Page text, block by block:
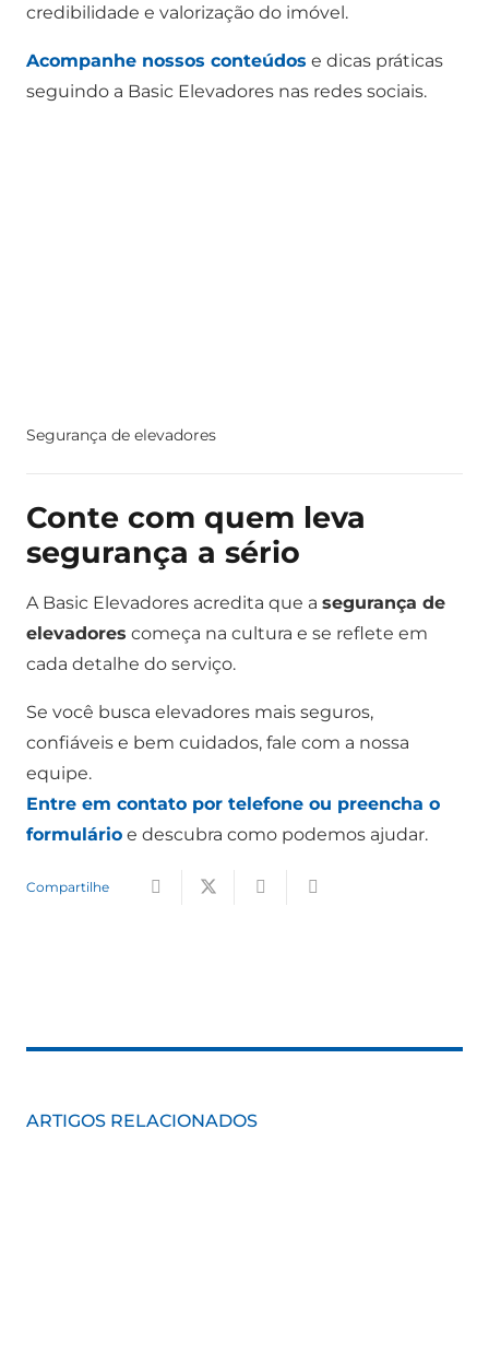
credibilidade e valorização do imóvel.
Acompanhe nossos conteúdos e dicas práticas
seguindo a Basic Elevadores nas redes sociais.
Segurança de elevadores
Conte com quem leva
segurança a sério
A Basic Elevadores acredita que a segurança de
elevadores começa na cultura e se reflete em
cada detalhe do serviço.
Se você busca elevadores mais seguros,
confiáveis e bem cuidados, fale com a nossa
equipe.
Entre em contato por telefone ou preencha o
formulário e descubra como podemos ajudar.
Compartilhe
ARTIGOS RELACIONADOS